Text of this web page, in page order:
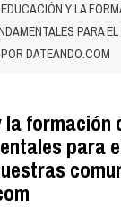
Y LA
PARA
DATEANDO.COM
la formación
para